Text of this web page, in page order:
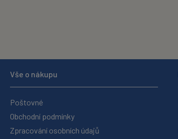
Vše o nákupu
Poštovné
Obchodní podmínky
Zpracování osobních údajů